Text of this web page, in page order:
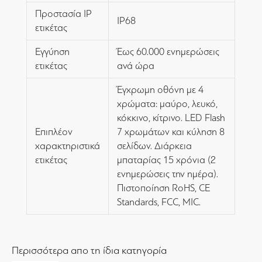
Προστασία IP
ετικέτας
IP68
Εγγύηση
ετικέτας
Έως 60.000 ενημερώσεις
ανά ώρα
Επιπλέον
χαρακτηριστικά
ετικέτας
Έγχρωμη οθόνη με 4
χρώματα: μαύρο, λευκό,
κόκκινο, κίτρινο. LED Flash
7 χρωμάτων και κύληση 8
σελίδων. Διάρκεια
μπαταρίας 15 χρόνια (2
ενημερώσεις την ημέρα).
Πιστοποίηση RoHS, CE
Standards, FCC, MIC.
Περισσότερα απο τη ίδια κατηγορία